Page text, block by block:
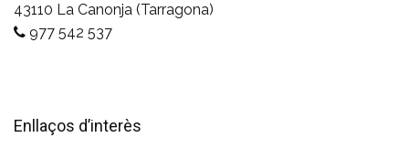
43110 La Canonja (Tarragona)
977 542 537
Enllaços d’interès